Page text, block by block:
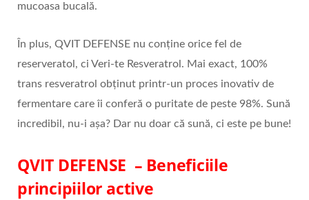
mucoasa bucală.
În plus, QVIT DEFENSE nu conține orice fel de
reserveratol, ci Veri-te Resveratrol. Mai exact, 100%
trans resveratrol obținut printr-un proces inovativ de
fermentare care îi conferă o puritate de peste 98%. Sună
incredibil, nu-i așa? Dar nu doar că sună, ci este pe bune!
QVIT DEFENSE – Beneficiile
principiilor active